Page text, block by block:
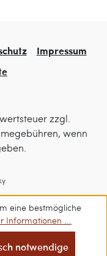
Impressum
zzgl.
wenn
eine bestmögliche
Informationen ...
notwendige